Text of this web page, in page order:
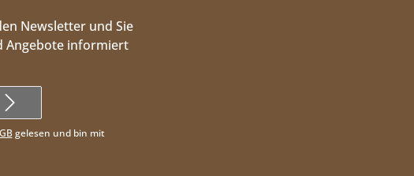
Newsletter und Sie
Angebote informiert
gelesen und bin mit